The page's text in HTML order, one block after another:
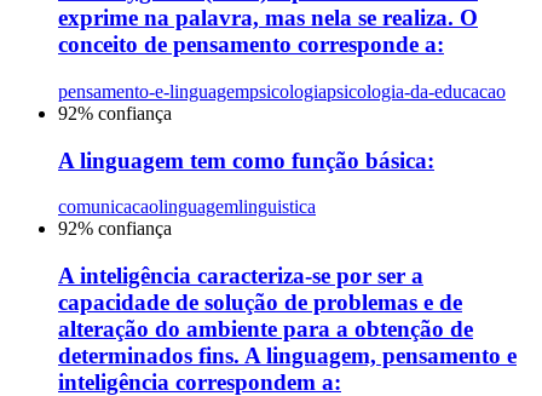
exprime na palavra, mas nela se realiza. O
conceito de pensamento corresponde a:
pensamento-e-linguagempsicologiapsicologia-da-educacao
92% confiança
A linguagem tem como função básica:
comunicacaolinguagemlinguistica
92% confiança
A inteligência caracteriza-se por ser a
capacidade de solução de problemas e de
alteração do ambiente para a obtenção de
determinados fins. A linguagem, pensamento e
inteligência correspondem a: